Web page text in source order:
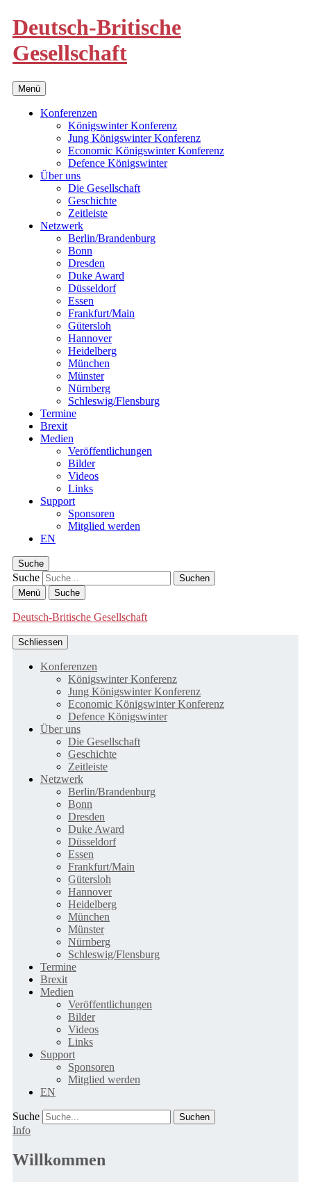
Deutsch-Britische
Gesellschaft
Menü
Konferenzen
Königswinter Konferenz
Jung Königswinter Konferenz
Economic Königswinter Konferenz
Defence Königswinter
Über uns
Die Gesellschaft
Geschichte
Zeitleiste
Netzwerk
Berlin/Brandenburg
Bonn
Dresden
Duke Award
Düsseldorf
Essen
Frankfurt/Main
Gütersloh
Hannover
Heidelberg
München
Münster
Nürnberg
Schleswig/Flensburg
Termine
Brexit
Medien
Veröffentlichungen
Bilder
Videos
Links
Support
Sponsoren
Mitglied werden
EN
Suche
Suche
Menü Suche
Deutsch-Britische Gesellschaft
Schliessen
Konferenzen
Königswinter Konferenz
Jung Königswinter Konferenz
Economic Königswinter Konferenz
Defence Königswinter
Über uns
Die Gesellschaft
Geschichte
Zeitleiste
Netzwerk
Berlin/Brandenburg
Bonn
Dresden
Duke Award
Düsseldorf
Essen
Frankfurt/Main
Gütersloh
Hannover
Heidelberg
München
Münster
Nürnberg
Schleswig/Flensburg
Termine
Brexit
Medien
Veröffentlichungen
Bilder
Videos
Links
Support
Sponsoren
Mitglied werden
EN
Suche
Info
Willkommen